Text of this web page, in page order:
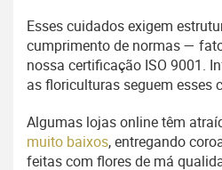
Esses cuidados exigem
cumprimento de normas —
nossa certificação ISO 9001.
as floriculturas seguem esses
Algumas lojas online têm
muito baixos, entregando
feitas com flores de má